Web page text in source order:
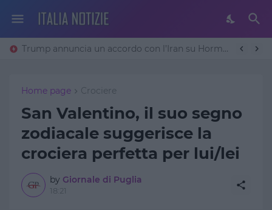
Trump annuncia un accordo con l’Iran su Hormuz: «Avremo un patto sulla denuclearizzazione». Teheran frena
Home page Crociere
San Valentino, il suo segno
zodiacale suggerisce la
crociera perfetta per lui/lei
by Giornale di Puglia
18:21